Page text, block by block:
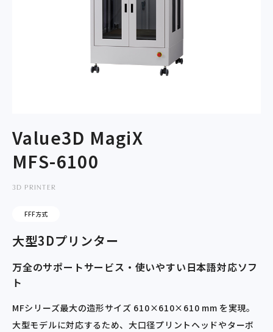
Value3D MagiX
MFS-6100
3D PRINTER
FFF方式
大型3Dプリンター
万全のサポートサービス・使いやすい日本語対応ソフ
ト
MFシリーズ最大の造形サイズ 610×610×610 mm を実現。
大型モデルに対応するため、大口径プリントヘッドやターボ